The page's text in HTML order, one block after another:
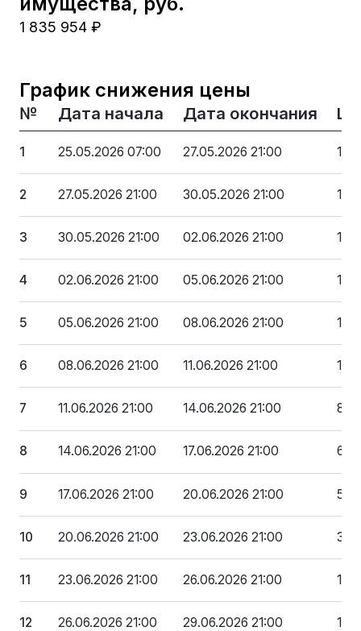
1 835 954 ₽
График снижения цены
№ Дата начала Дата окончания
1 25.05.2026 07:00 27.05.2026 21:00 1
2 27.05.2026 21:00 30.05.2026 21:00 1
3 30.05.2026 21:00 02.06.2026 21:00 1
4 02.06.2026 21:00 05.06.2026 21:00 1
5 05.06.2026 21:00 08.06.2026 21:00 1
6 08.06.2026 21:00 11.06.2026 21:00 1
7 11.06.2026 21:00 14.06.2026 21:00
8 14.06.2026 21:00 17.06.2026 21:00
9 17.06.2026 21:00 20.06.2026 21:00 514
10 20.06.2026 21:00 23.06.2026 21:00 348
11 23.06.2026 21:00 26.06.2026 21:00
12 26.06.2026 21:00 29.06.2026 21:00 18